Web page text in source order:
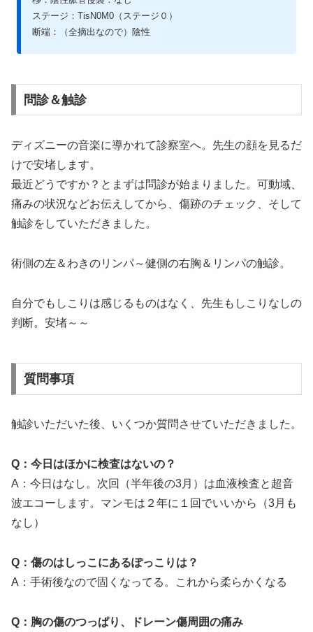
ステージ：TisN0M0（ステージ０）
断端：（全摘出なので）陰性
問診＆触診
ディズニーの音楽に導かれて診察室へ。先生の顔を見るだ
けで安堵します。
最近どうですか？とまずは問診が始まりました。可動域、
痛みの状況などお伝えしてから、傷跡のチェック、そして
触診をしていただきました。
術側の左＆わきのリンパ～健側の右胸＆リンパの触診。
自分でもしこりは感じるものはなく、先生もしこりなしの
判断。安堵～～
質問事項
触診いただいた後、いくつか質問させていただきました。
Q：今日はほかに検査はないの？
A：今日はなし。次回（半年後の3月）は血液検査と超音
波エコーします。マンモは２年に１回でいいから（3月も
なし）
Q：傷のはしっこにあるぽっこりは？
A：手術後なので固くなってる。これから柔らかくなる
Q：胸の傷のつっぱり、ドレーン傷周囲の痛み